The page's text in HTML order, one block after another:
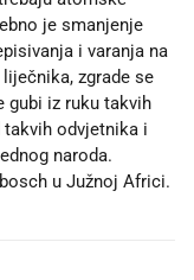
je smanjenje
i varanja na
zgrade se
gubi iz ruku takvih
odvjetnika i
naroda.
u Južnoj Africi.